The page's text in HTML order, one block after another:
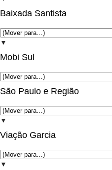
Baixada Santista
▼
Mobi Sul
São Paulo e Região
▼
Viação Garcia
▼